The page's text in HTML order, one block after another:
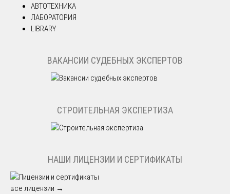
АВТОТЕХНИКА
ЛАБОРАТОРИЯ
LIBRARY
ВАКАНСИИ СУДЕБНЫХ ЭКСПЕРТОВ
СТРОИТЕЛЬНАЯ ЭКСПЕРТИЗА
НАШИ ЛИЦЕНЗИИ И СЕРТИФИКАТЫ
все лицензии →